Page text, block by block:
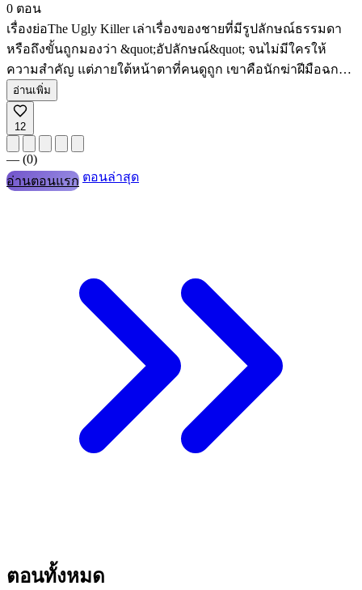
0 ตอน
เรื่องย่อThe Ugly Killer เล่าเรื่องของชายที่มีรูปลักษณ์ธรรมดา
หรือถึงขั้นถูกมองว่า &quot;อัปลักษณ์&quot; จนไม่มีใครให้
ความสำคัญ แต่ภายใต้หน้าตาที่คนดูถูก เขาคือนักฆ่าฝีมือฉกาจ
ที่พร้อมกำจัดทุกคนที่ขวางทางเรื่องค่อย ๆ เปิดเผยอดีต แรงจูงใจ
และโลกใต้ดินที่เต็มไปด้วยการหักหลัง การล้างแค้น และการ
เอาตัวรอด
อ่านเพิ่ม
12
— (0)
อ่านตอนแรก ตอนล่าสุด
ตอนทั้งหมด